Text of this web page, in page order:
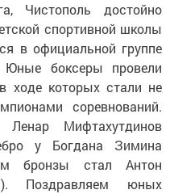
Чистополь достойно
спортивной школы
в официальной группе
боксеры провели
ходе которых стали не
соревнований.
Ленар Мифтахутдинов
у Богдана Зимина
бронзы стал Антон
Поздравляем юных